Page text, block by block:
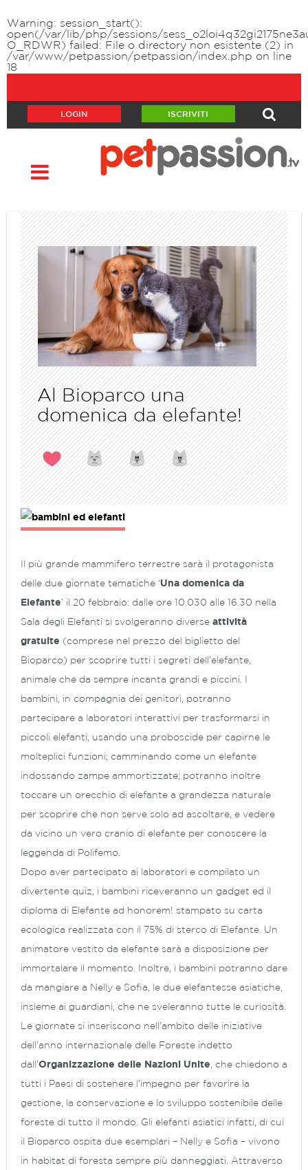
Warning : session_start():
open(/var/lib/php/sessions/
O_RDWR) failed: File o directory non esistente (2) in
/var/www/petpassion/petpassion/index.php on line
18
LOGIN ISCRIVITI
Al Bioparco una
domenica da elefante!
Il più grande mammifero terrestre sarà il protagonista
delle due giornate tematiche ‘Una domenica da
Elefante’ il 20 febbraio: dalle ore 10.030 alle 16.30 nella
Sala degli Elefanti si svolgeranno diverse attività
gratuite (comprese nel prezzo del biglietto del
Bioparco) per scoprire tutti i segreti dell’elefante,
animale che da sempre incanta grandi e piccini. I
bambini, in compagnia dei genitori, potranno
partecipare a laboratori interattivi per trasformarsi in
piccoli elefanti, usando una proboscide per capirne le
molteplici funzioni; camminando come un elefante
indossando zampe ammortizzate; potranno inoltre
toccare un orecchio di elefante a grandezza naturale
per scoprire che non serve solo ad ascoltare, e vedere
da vicino un vero cranio di elefante per conoscere la
leggenda di Polifemo.
Dopo aver partecipato ai laboratori e compilato un
divertente quiz, i bambini riceveranno un gadget ed il
diploma di Elefante ad honorem! stampato su carta
ecologica realizzata con il 75% di sterco di Elefante. Un
animatore vestito da elefante sarà a disposizione per
immortalare il momento. Inoltre, i bambini potranno dare
da mangiare a Nelly e Sofia, le due elefantesse asiatiche,
insieme ai guardiani, che ne sveleranno tutte le curiosità.
Le giornate si inseriscono nell’ambito delle iniziative
dell’anno internazionale delle Foreste indetto
dall’Organizzazione delle Nazioni Unite , che chiedono a
tutti i Paesi di sostenere l’impegno per favorire la
gestione, la conservazione e lo sviluppo sostenibile delle
foreste di tutto il mondo. Gli elefanti asiatici infatti, di cui
il Bioparco ospita due esemplari – Nelly e Sofia – vivono
in habitat di foresta sempre più danneggiati. Attraverso